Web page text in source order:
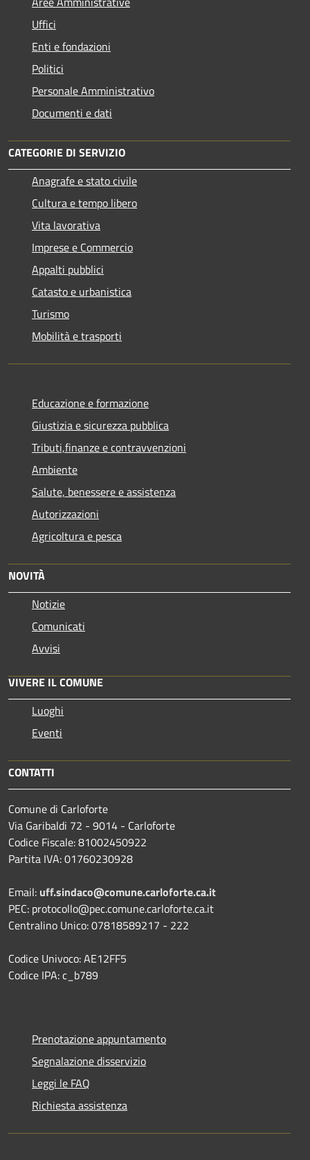
Uffici
Enti e fondazioni
Politici
Personale Amministrativo
Documenti e dati
CATEGORIE DI SERVIZIO
Anagrafe e stato civile
Cultura e tempo libero
Vita lavorativa
Imprese e Commercio
Appalti pubblici
Catasto e urbanistica
Turismo
Mobilità e trasporti
Educazione e formazione
Giustizia e sicurezza pubblica
Tributi,finanze e contravvenzioni
Ambiente
Salute, benessere e assistenza
Autorizzazioni
Agricoltura e pesca
NOVITÀ
Notizie
Comunicati
Avvisi
VIVERE IL COMUNE
Luoghi
Eventi
CONTATTI
Comune di Carloforte
Via Garibaldi 72 - 9014 - Carloforte
Codice Fiscale: 81002450922
Partita IVA: 01760230928
Email: uff.sindaco@comune.carloforte.ca.it
PEC: protocollo@pec.comune.carloforte.ca.it
Centralino Unico: 07818589217 - 222
Codice Univoco: AE12FF5
Codice IPA: c_b789
Prenotazione appuntamento
Segnalazione disservizio
Leggi le FAQ
Richiesta assistenza